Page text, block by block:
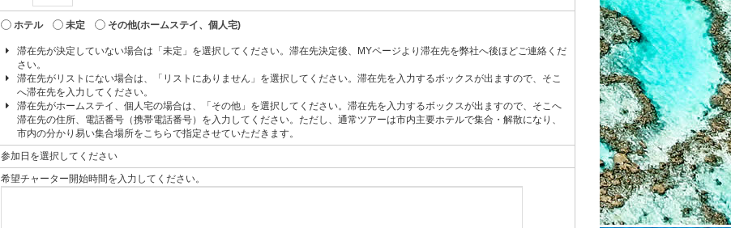
ホテル 未定 その他(ホームステイ、個人宅)
滞在先が決定していない場合は「未定」を選択してください。滞在先決定後、MYページより滞在先を弊社へ後ほどご連絡くだ
さい。
滞在先がリストにない場合は、「リストにありません」を選択してください。滞在先を入力するボックスが出ますので、そこ
へ滞在先を入力してください。
滞在先がホームステイ、個人宅の場合は、「その他」を選択してください。滞在先を入力するボックスが出ますので、そこへ
滞在先の住所、電話番号（携帯電話番号）を入力してください。ただし、通常ツアーは市内主要ホテルで集合・解散になり、
市内の分かり易い集合場所をこちらで指定させていただきます。
参加日を選択してください
希望チャーター開始時間を入力してください。